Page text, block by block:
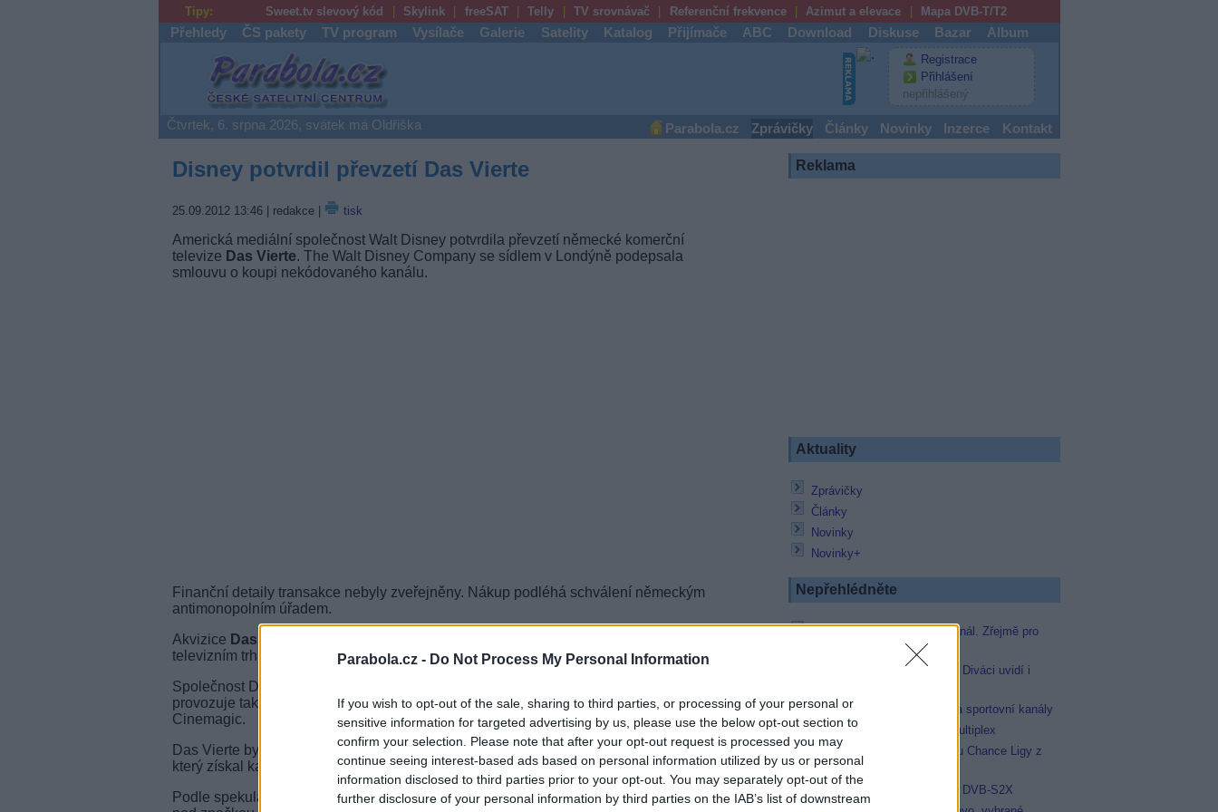
Parabola.cz - Do Not Process My Personal Information
If you wish to opt-out of the sale, sharing to third parties, or processing of your personal or
sensitive information for targeted advertising by us, please use the below opt-out section to
confirm your selection. Please note that after your opt-out request is processed you may
continue seeing interest-based ads based on personal information utilized by us or personal
information disclosed to third parties prior to your opt-out. You may separately opt-out of the
further disclosure of your personal information by third parties on the IAB’s list of downstream
Tipy: Sweet.tv slevový kód Skylink freeSAT Telly TV srovnávač Referenční frekvence Azimut a elevace Mapa DVB-T/T2
Přehledy ČS pakety TV program Vysílače Galerie Satelity Katalog Přijímače ABC Download Diskuse Bazar Album
Parabola.cz
Registrace
Přihlášení
nepřihlášený
Čtvrtek, 6. srpna 2026, svátek má Oldřiška Parabola.cz Zprávičky Články Novinky Inzerce Kontakt
Disney potvrdil převzetí Das Vierte
25.09.2012 13:46| redakce | tisk
Americká mediální společnost Walt Disney potvrdila převzetí německé komerční
televize Das Vierte. The Walt Disney Company se sídlem v Londýně podepsala
smlouvu o koupi nekódovaného kanálu.
Finanční detaily transakce nebyly zveřejněny. Nákup podléhá schválení německým
antimonopolním úřadem.
Akvizice Das Vierte
televizním trhu. Další podrobnosti budou oznámeny později.
Společnost Disney je v Německu akcionářem
provozuje také placené stanice Disney Channel, Disney XD, Disney Junior a Disney
Cinemagic.
Das Vierte byl dříve vlastněn ruským mediálním manažerem Dmitrijem Lesnewskim,
který získal kanál od americké firmy NBC Universal v červnu 2008.
Podle spekulací by Disney mohla kanál Das Vierte proměnit v dětský a rodinný kanál
Reklama
Aktuality
Zprávičky
Články
Novinky
Novinky+
Nepřehlédněte
Skylink spustil nový Test kanál. Zřejmě pro
Oneplay zařadí Prima sport. Diváci uvidí i
AMC získala licence pro dva sportovní kanály
Operátor Du převzal další multiplex
Oneplay Sport zahájí sezonu Chance Ligy z
nového studia
Televisa Networks přešla na DVB-S2X